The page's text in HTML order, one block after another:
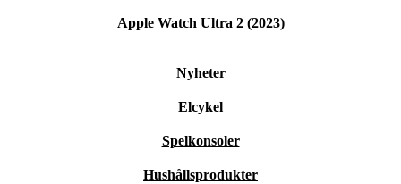
Apple Watch Ultra 2 (2023)
Nyheter
Elcykel
Spelkonsoler
Hushållsprodukter